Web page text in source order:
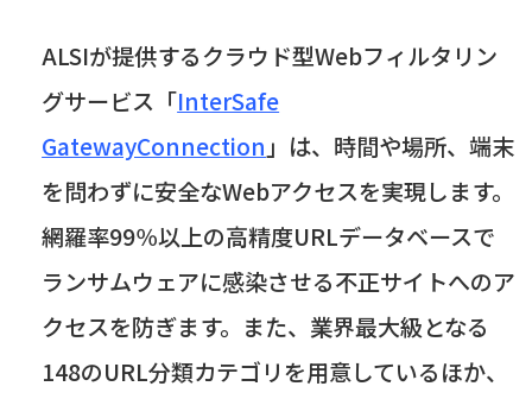
ALSIが提供するクラウド型Webフィルタリン
グサービス「InterSafe
GatewayConnection 」は、時間や場所、端末
を問わずに安全なWebアクセスを実現します。
網羅率99％以上の高精度URLデータベースで
ランサムウェアに感染させる不正サイトへのア
クセスを防ぎます。また、業界最大級となる
148のURL分類カテゴリを用意しているほか、